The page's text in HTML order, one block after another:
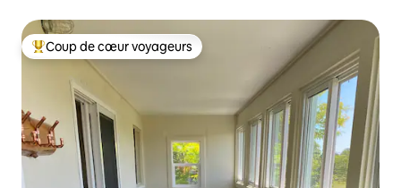
Coup de cœur voyageurs parmi les plus aimés
Coup de cœur voyageurs